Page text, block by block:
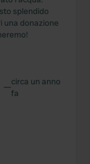
splendido
una donazione
—circa un anno
fa